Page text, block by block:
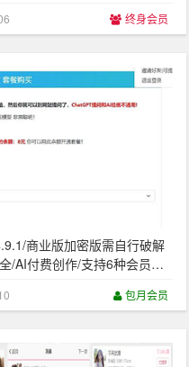
终身会员
商业版加密版需自行破解
/AI付费创作/支持6种会员模
包月会员